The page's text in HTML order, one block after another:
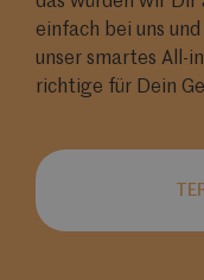
einfach bei uns
unser smartes All-
richtige für Dein